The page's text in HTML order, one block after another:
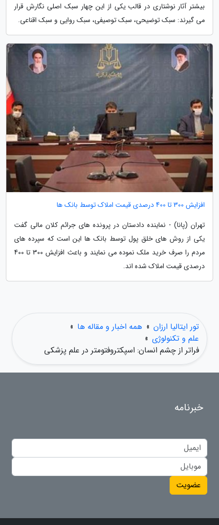
بیشتر آثار نوشتاری در قالب یکی از این چهار سبک اصلی نگارش قرار
می گیرند: سبک توضیحی، سبک توصیفی، سبک روایی و سبک اقناعی.
افزایش 300 تا 400 درصدی قیمت املاک توسط بانک ها
تهران (پانا) - نماینده دادستان در پرونده های جرائم کلان مالی گفت
یکی از روش های خلق پول توسط بانک ها این است که سپرده های
مردم را صرف خرید ملک نموده می نمایند و باعث افزایش 300 تا 400
درصدی قیمت املاک شده اند.
تور ایتالیا ارزان » همه اخبار و مقاله ها »
علم و تکنولوژی »
فراتر از چشم انسان: اسپکتروفتومتر در علم پزشکی
خبرنامه
عضویت